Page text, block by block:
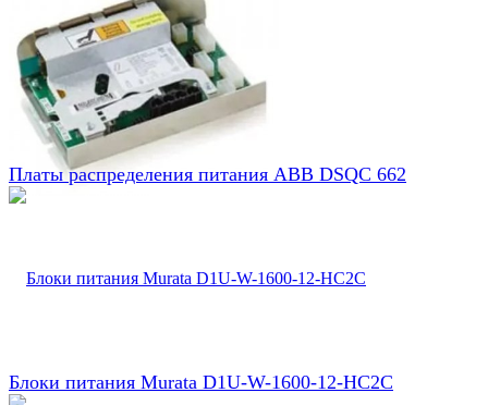
Платы распределения питания ABB DSQC 662
Блоки питания Murata D1U-W-1600-12-HC2C